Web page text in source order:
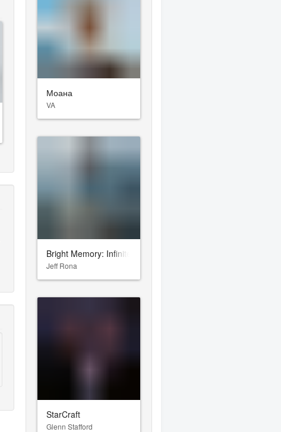
Моана
VA
Bright Memory: Infinite
Jeff Rona
StarCraft
Glenn Stafford